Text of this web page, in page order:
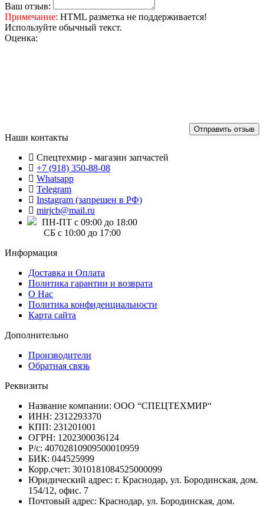
Ваш отзыв:
Примечание: HTML разметка не поддерживается!
Используйте обычный текст.
Оценка:
Отправить отзыв
Наши контакты
Спецтехмир - магазин запчастей
+7 (918) 350-88-08
Whatsapp
Telegram
Instagram (запрещен в РФ)
mirjcb@mail.ru
ПН-ПТ с 09:00 до 18:00
СБ с 10:00 до 17:00
Информация
Доставка и Оплата
Политика гарантии и возврата
О Нас
Политика конфиденциальности
Карта сайта
Дополнительно
Производители
Обратная связь
Реквизиты
Название компании: ООО “СПЕЦТЕХМИР“
ИНН: 2312293370
КПП: 231201001
ОГРН: 1202300036124
Р/с: 40702810909500010959
БИК: 044525999
Корр.счет: 3010181084525000099
Юридический адрес: г. Краснодар, ул. Бородинская, дом.
154/12, офис. 7
Почтовый адрес: Краснодар, ул. Бородинская, дом.